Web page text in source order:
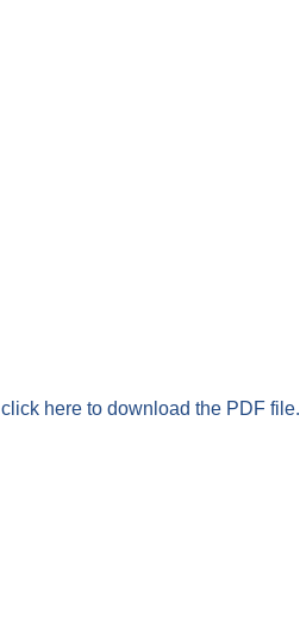
click here to download the PDF file.